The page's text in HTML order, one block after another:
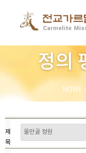
정의
HOME /
제
목